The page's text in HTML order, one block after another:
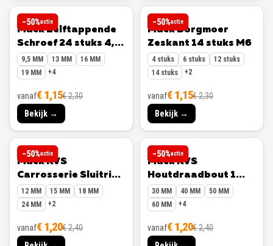
−50%actie
MACK
Mack Zelftappende
Schroef 24 stuks 4,2
x 13 mm
9,5 MM 13 MM
16 MM
19 MM
+4
vanaf€ 1,15€ 2,30
Bekijk →
−50%actie
MACK
Mack Borgmoer
Zeskant 14 stuks M6
4 stuks 6 stuks
12 stuks
14 stuks
+2
vanaf€ 1,15€ 2,30
Bekijk →
−50%actie
MACK
Mack RVS
Carrosserie Sluitring
10 stuks 5,3 x 15 mm
12 MM 15 MM
18 MM
24 MM
+2
vanaf€ 1,20€ 2,40
−50%actie
MACK
Mack RVS
Houtdraadbout 1
maal M10 x 100 mm
30 MM 40 MM
50 MM
60 MM
+4
vanaf€ 1,20€ 2,40